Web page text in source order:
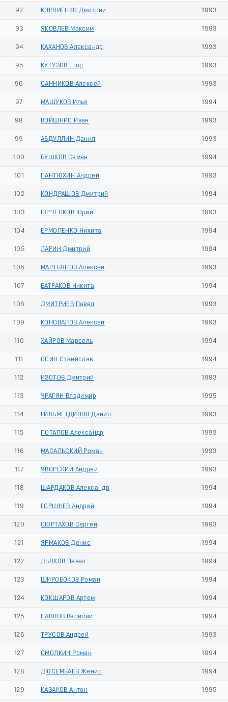
92 КОРНИЕНКО Дмитрий 1993
93 ЯКОВЛЕВ Максим 1993
94 КАХАНОВ Александр 1993
95 КУТУЗОВ Егор 1993
96 САННИКОВ Алексей 1993
97 МАШУКОВ Илья 1994
98 ВОЙШНИС Иван 1993
99 АБДУЛЛИН Данил 1993
100 БУШКОВ Семен 1994
101 ПАНТЮХИН Андрей 1993
102 КОНДРАШОВ Дмитрий 1994
103 ЮРЧЕНКОВ Юрий 1993
104 ЕРМОЛЕНКО Никита 1994
105 ЛАРИН Дмитрий 1994
106 МАРТЬЯНОВ Алексей 1993
107 БАТРАКОВ Никита 1994
108 ДМИТРИЕВ Павел 1993
109 КОНОВАЛОВ Алексей 1993
110 ХАЙРОВ Марсель 1994
111 ОСИН Станислав 1994
112 ИЗОТОВ Дмитрий 1993
113 ЧРАГЯН Владимир 1995
114 ГИЛЬМЕТДИНОВ Данил 1993
115 ПОТАПОВ Александр 1993
116 МАСАЛЬСКИЙ Роман 1993
117 ЯВОРСКИЙ Андрей 1993
118 ШАРДАКОВ Александр 1994
119 ГОРШНЕВ Андрей 1994
120 СЮРТАХОВ Сергей 1993
121 ЯРМАКОВ Денис 1994
122 ДЬЯКОВ Павел 1994
123 ШИРОБОКОВ Роман 1994
124 КОКШАРОВ Артем 1994
125 ПАВЛОВ Василий 1994
126 ТРУСОВ Андрей 1993
127 СМОЛКИН Роман 1994
128 ДЮСЕМБАЕВ Женис 1994
129 КАЗАКОВ Антон 1995